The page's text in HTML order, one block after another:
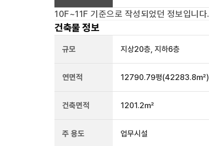
10F~11F 기준으로 작성되었던 정보입니다.
건축물 정보
규모 지상20층, 지하6층
연면적 12790.79평(42283.8㎡)
건축면적 1201.2㎡
주 용도 업무시설